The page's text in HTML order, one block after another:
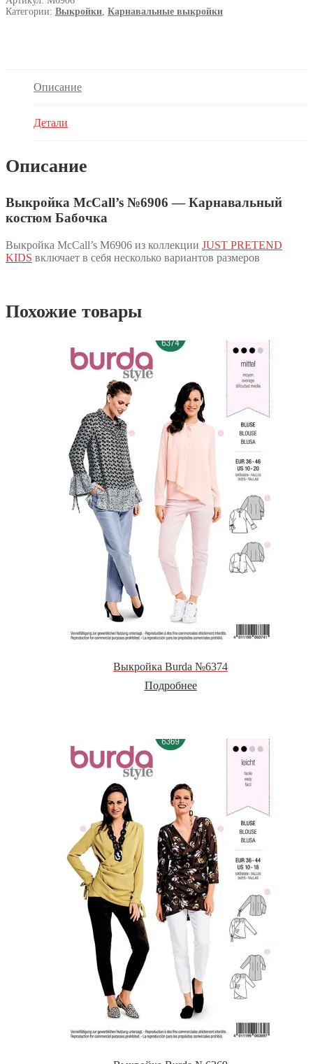
Категории: Выкройки Карнавальные выкройки
Описание
Детали
Описание
Выкройка McCall’s №6906 — Карнавальный
костюм Бабочка
Выкройка McCall’s M6906 из коллекции JUST PRETEND
KIDS включает в себя несколько вариантов размеров
Похожие товары
Выкройка Burda №6374
Подробнее